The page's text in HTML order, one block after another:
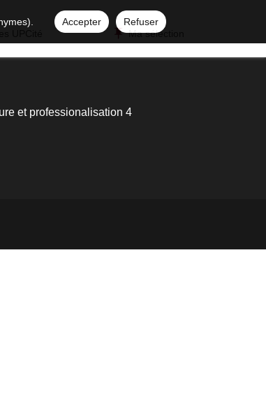
Accepter
Refuser
Ma sélection
et professionalisation 4